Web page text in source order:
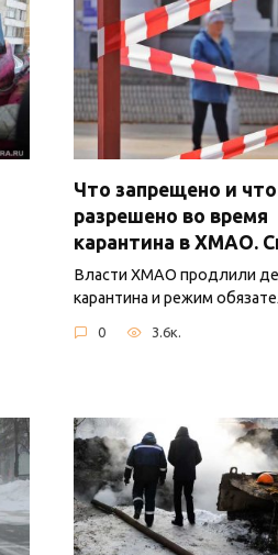
Что запрещено и что
разрешено во время
карантина в ХМАО.
Власти ХМАО продлили
карантина и режим
0 3.6к.